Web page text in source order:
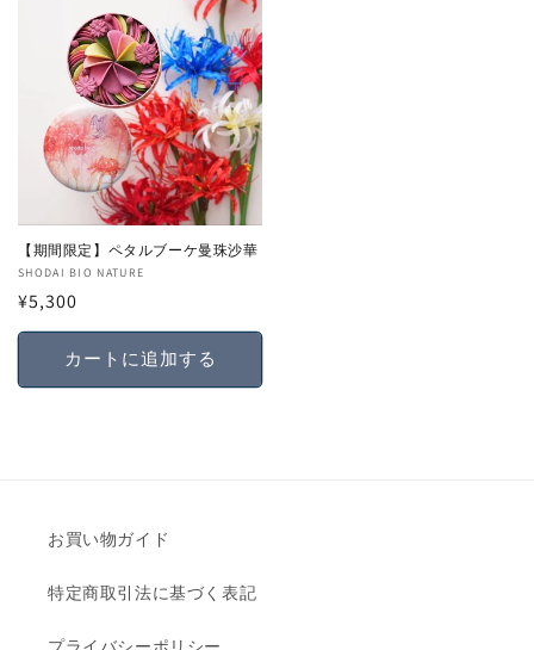
【期間限定】ペタルブーケ曼珠沙華
販
売
元:
SHODAI BIO NATURE
通
常
格
¥5,300
カートに追加する
お買い物ガイド
特定商取引法に基づく表記